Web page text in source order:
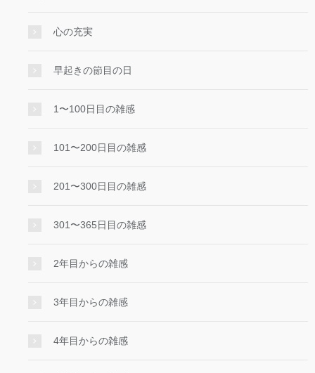
心の充実
早起きの節目の日
1〜100日目の雑感
101〜200日目の雑感
201〜300日目の雑感
301〜365日目の雑感
2年目からの雑感
3年目からの雑感
4年目からの雑感